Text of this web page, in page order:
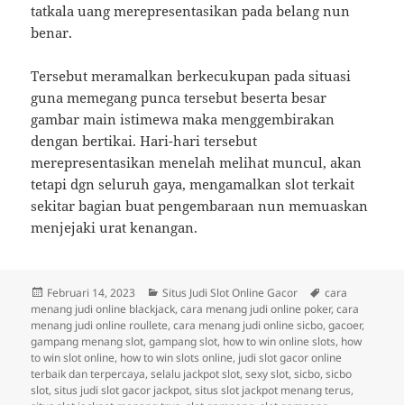
tatkala uang merepresentasikan pada belang nun
benar.
Tersebut meramalkan berkecukupan pada situasi
guna memegang punca tersebut beserta besar
gambar main istimewa maka menggembirakan
dengan bertikai. Hari-hari tersebut
merepresentasikan menelah melihat muncul, akan
tetapi dgn seluruh gaya, mengamalkan slot terkait
sekitar bagian buat pengembaraan nun memuaskan
menjejaki urat kenangan.
Diposkan
pada
Februari 14, 2023 Kategori
Situs Judi Slot Online Gacor Tag
cara
menang judi online blackjack,cara menang judi online poker,cara
menang judi online roullete,cara menang judi online sicbo,gacoer,
gampang menang slot,gampang slot, how to win online slots, how
to win slot online, how to win slots online, judi slot gacor online
terbaik dan terpercaya,selalu jackpot slot,sexy slot,sicbo,sicbo
slot,situs judi slot gacor jackpot,situs slot jackpot menang terus,